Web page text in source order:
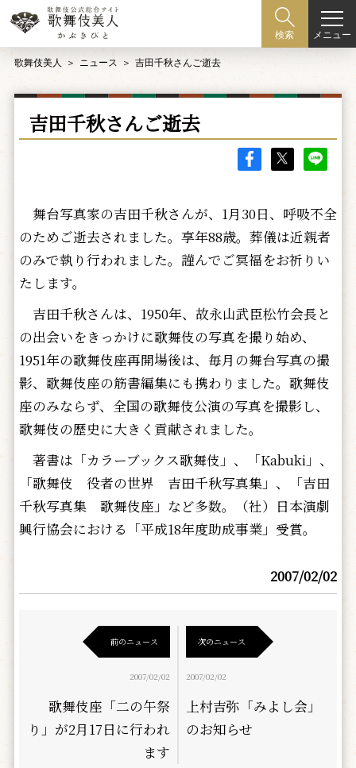
検索 メニュー
歌舞伎美人 ニュース 吉田千秋さんご逝去
吉田千秋さんご逝去
舞台写真家の吉田千秋さんが、1月30日、呼吸不全
のためご逝去されました。享年88歳。葬儀は近親者
のみで執り行われました。謹んでご冥福をお祈りい
たします。
吉田千秋さんは、1950年、故永山武臣松竹会長と
の出会いをきっかけに歌舞伎の写真を撮り始め、
1951年の歌舞伎座再開場後は、毎月の舞台写真の撮
影、歌舞伎座の筋書編集にも携わりました。歌舞伎
座のみならず、全国の歌舞伎公演の写真を撮影し、
歌舞伎の歴史に大きく貢献されました。
著書は「カラーブックス歌舞伎」、「Kabuki」、
「歌舞伎 役者の世界 吉田千秋写真集」、「吉田
千秋写真集 歌舞伎座」など多数。（社）日本演劇
興行協会における「平成18年度助成事業」受賞。
2007/02/02
前のニュース
2007/02/02
歌舞伎座「二の午祭
り」が2月17日に行われ
ます
次のニュース
2007/02/02
上村吉弥「みよし会」
のお知らせ